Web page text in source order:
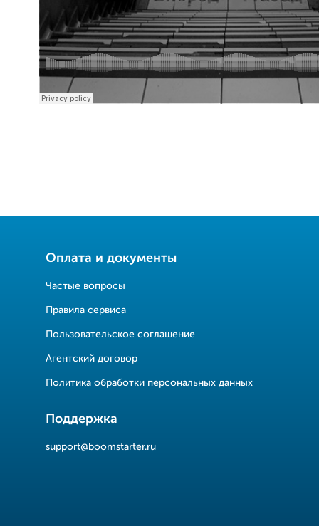
Оплата и документы
Частые вопросы
Правила сервиса
Пользовательское соглашение
Агентский договор
Политика обработки персональных данных
Поддержка
support@boomstarter.ru